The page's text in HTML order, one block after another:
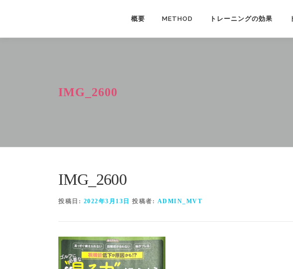
概要 METHOD トレーニングの効果
IMG_2600
IMG_2600
投稿日: 2022年3月13日 投稿者: ADMIN_MVT